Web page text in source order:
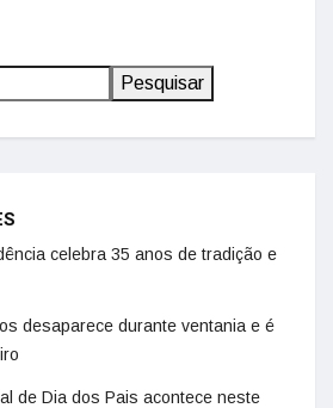
Pesquisar
celebra 35 anos de tradição e
desaparece durante ventania e é
de Dia dos Pais acontece neste